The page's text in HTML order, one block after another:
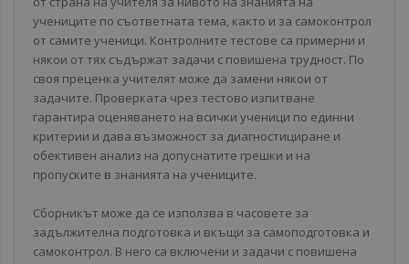
учениците по съответната тема, както и за самоконтрол
от самите ученици. Контролните тестове са примерни и
някои от тях съдържат задачи с повишена трудност. По
своя преценка учителят може да замени някои от
задачите. Проверката чрез тестово изпитване
гарантира оценяването на всички ученици по единни
критерии и дава възможност за диагностициране и
обективен анализ на допуснатите грешки и на
пропуските в знанията на учениците.
Сборникът може да се използва в часовете за
задължителна подготовка и вкъщи за самоподготовка и
самоконтрол. В него са включени и задачи с повишена